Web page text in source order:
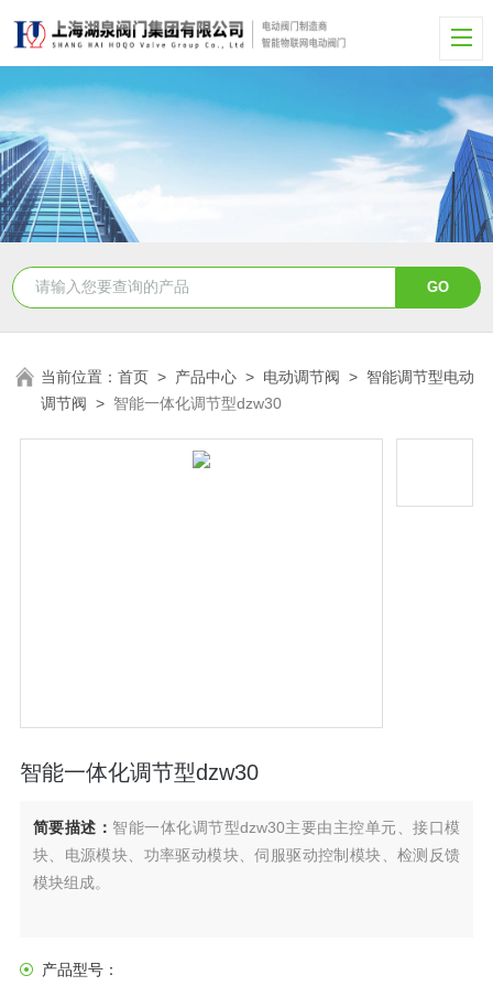
当前位置：首页 > 产品中心 > 电动调节阀 > 智能调节型电动
调节阀 > 智能一体化调节型dzw30
智能一体化调节型dzw30
简要描述： 智能一体化调节型dzw30主要由主控单元、接口模
块、电源模块、功率驱动模块、伺服驱动控制模块、检测反馈
模块组成。
产品型号：